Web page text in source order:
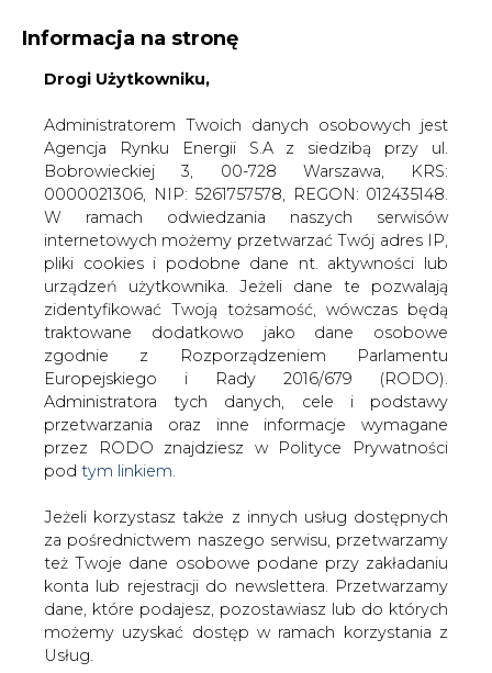
KONTAKT:
WYDAWCA PORTALU:
WYSOKI KONTRAST A A
ZALOGUJ SIĘ
WŁĄCZ CIRE.TV
Informacja na stronę
Drogi Użytkowniku,
Administratorem Twoich danych osobowych jest
Agencja Rynku Energii S.A z siedzibą przy ul.
Bobrowieckiej 3, 00-728 Warszawa, KRS:
0000021306, NIP: 5261757578, REGON: 012435148.
W ramach odwiedzania naszych serwisów
internetowych możemy przetwarzać Twój adres IP,
pliki cookies i podobne dane nt. aktywności lub
urządzeń użytkownika. Jeżeli dane te pozwalają
zidentyfikować Twoją tożsamość, wówczas będą
traktowane dodatkowo jako dane osobowe
zgodnie z Rozporządzeniem Parlamentu
Europejskiego i Rady 2016/679 (RODO).
Administratora tych danych, cele i podstawy
przetwarzania oraz inne informacje wymagane
przez RODO znajdziesz w Polityce Prywatności
pod tym linkiem.
Jeżeli korzystasz także z innych usług dostępnych
za pośrednictwem naszego serwisu, przetwarzamy
też Twoje dane osobowe podane przy zakładaniu
konta lub rejestracji do newslettera. Przetwarzamy
dane, które podajesz, pozostawiasz lub do których
możemy uzyskać dostęp w ramach korzystania z
Usług.
Strona główna CIEPŁOWNICTWO
Notowania CO2 -
EEX Futures
2018-11-12 00:00